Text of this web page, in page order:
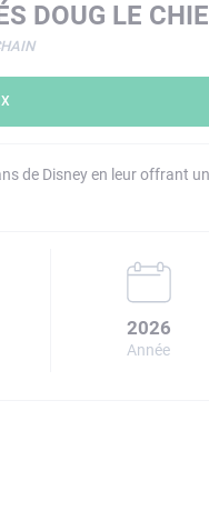
DOUG LE
de Disney en leur offrant
2026
Année